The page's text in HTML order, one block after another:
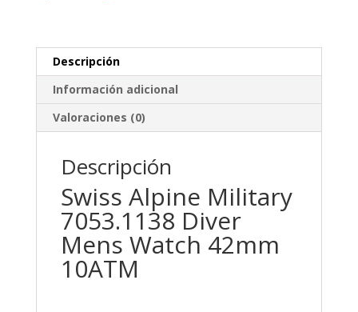
Descripción
Información adicional
Valoraciones (0)
Descripción
Swiss Alpine Military
7053.1138 Diver
Mens Watch 42mm
10ATM